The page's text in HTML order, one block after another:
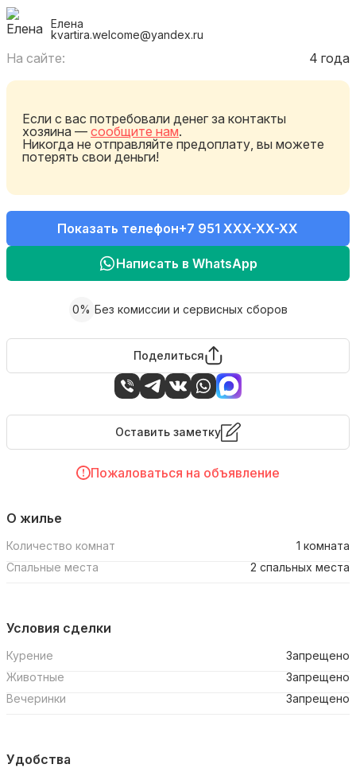
Елена
kvartira.welcome@yandex.ru
На сайте: 4 года
Если с вас потребовали денег за контакты
хозяина — сообщите нам.
Никогда не отправляйте предоплату, вы можете
потерять свои деньги!
Показать телефон+7 951 XXX-XX-XX
Написать в WhatsApp
0% Без комиссии и сервисных сборов
Поделиться
Оставить заметку
Пожаловаться на объявление
О жилье
Количество комнат
1 комната
Спальные места
2 спальных места
Условия сделки
Курение
Запрещено
Животные
Запрещено
Вечеринки
Запрещено
Удобства